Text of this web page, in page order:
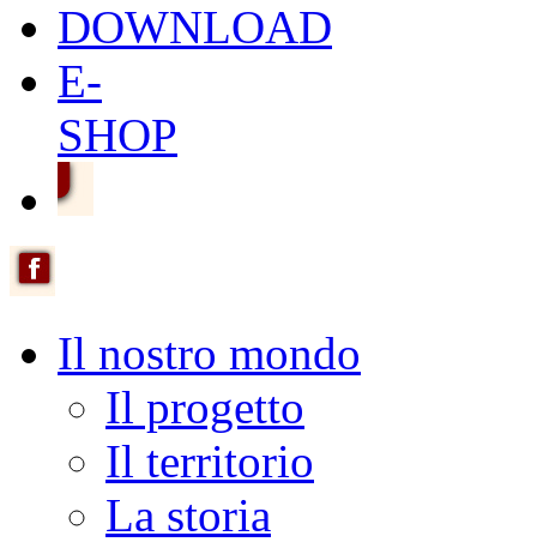
DOWNLOAD
E-
SHOP
Il nostro mondo
Il progetto
Il territorio
La storia